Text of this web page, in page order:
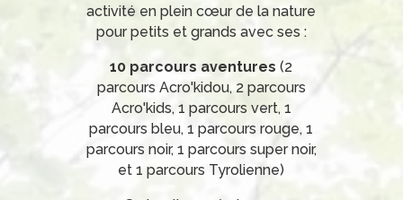
activité en plein cœur de la nature
pour petits et grands avec ses :
10 parcours aventures(2
parcours Acro'kidou, 2 parcours
Acro'kids, 1 parcours vert, 1
parcours bleu, 1 parcours rouge, 1
parcours noir, 1 parcours super noir,
et 1 parcours Tyrolienne)